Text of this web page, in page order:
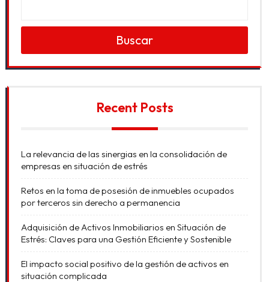
Buscar
Recent Posts
La relevancia de las sinergias en la consolidación de
empresas en situación de estrés
Retos en la toma de posesión de inmuebles ocupados
por terceros sin derecho a permanencia
Adquisición de Activos Inmobiliarios en Situación de
Estrés: Claves para una Gestión Eficiente y Sostenible
El impacto social positivo de la gestión de activos en
situación complicada